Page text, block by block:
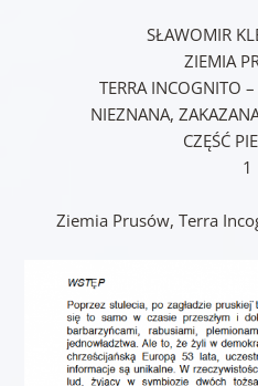
SŁAWOMIR
ZIEMIA
TERRA INCOGNITO
NIEZNANA,
CZĘŚĆ
1
Ziemia Prusów, Terra